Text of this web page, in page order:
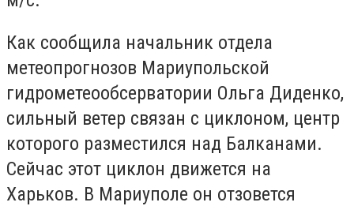
Как сообщила начальник отдела
метеопрогнозов Мариупольской
гидрометеообсерватории Ольга Диденко,
сильный ветер связан с циклоном, центр
которого разместился над Балканами.
Сейчас этот циклон движется на
Харьков. В Мариуполе он отзовется